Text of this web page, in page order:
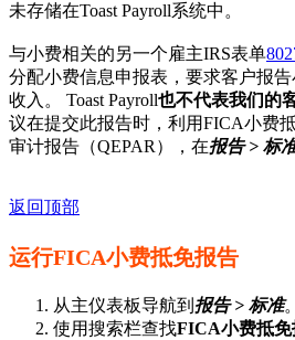
未存储在Toast Payroll系统中。
与小费相关的另一个雇主IRS表单
分配小费信息申报表，要求客户报
收入。 Toast Payroll也不代表我们的
议在提交此报告时，利用FICA小费
审计报告（QEPAR），在报告 > 标
返回顶部
运行FICA小费抵免报告
从主仪表板导航到 报告 > 标准。
使用搜索栏查找FICA小费抵免